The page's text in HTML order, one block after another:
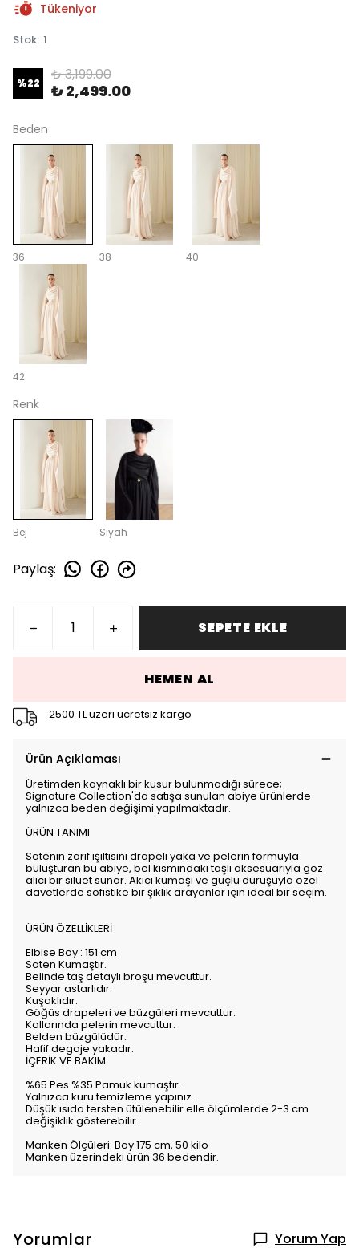
Tükeniyor
Stok: 1
%22 ₺ 3,199.00
₺ 2,499.00
Beden
36 38 40
42
Renk
Bej Siyah
Paylaş:
SEPETE EKLE
HEMEN AL
2500 TL üzeri ücretsiz kargo
Ürün Açıklaması
Üretimden kaynaklı bir kusur bulunmadığı sürece;
Signature Collection'da satışa sunulan abiye ürünlerde
yalnızca beden değişimi yapılmaktadır.
ÜRÜN TANIMI
Satenin zarif ışıltısını drapeli yaka ve pelerin formuyla
buluşturan bu abiye, bel kısmındaki taşlı aksesuarıyla göz
alıcı bir siluet sunar. Akıcı kumaşı ve güçlü duruşuyla özel
davetlerde sofistike bir şıklık arayanlar için ideal bir seçim.
ÜRÜN ÖZELLİKLERİ
Elbise Boy : 151 cm
Saten Kumaştır.
Belinde taş detaylı broşu mevcuttur.
Seyyar astarlıdır.
Kuşaklıdır.
Göğüs drapeleri ve büzgüleri mevcuttur.
Kollarında pelerin mevcuttur.
Belden büzgülüdür.
Hafif degaje yakadır.
İÇERİK VE BAKIM
%65 Pes %35 Pamuk kumaştır.
Yalnızca kuru temizleme yapınız.
Düşük ısıda tersten ütülenebilir elle ölçümlerde 2-3 cm
değişiklik gösterebilir.
Manken Ölçüleri: Boy 175 cm, 50 kilo
Manken üzerindeki ürün 36 bedendir.
Yorumlar Yorum Yap